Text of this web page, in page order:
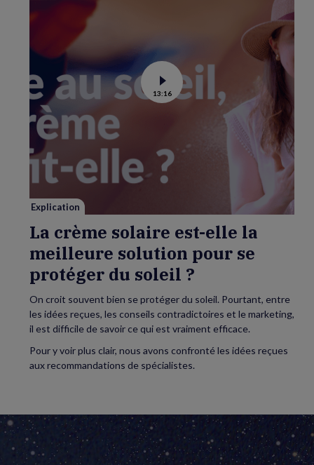
Voir
la
vidéo
est-
elle
la
meilleure
solution
protéger
soleil
?
13:16
Explication
La crème solaire est-elle la
meilleure solution pour se
protéger du soleil ?
On croit souvent bien se protéger du soleil. Pourtant, entre
les idées reçues, les conseils contradictoires et le marketing,
il est difficile de savoir ce qui est vraiment efficace.
Pour y voir plus clair, nous avons confronté les idées reçues
aux recommandations de spécialistes.